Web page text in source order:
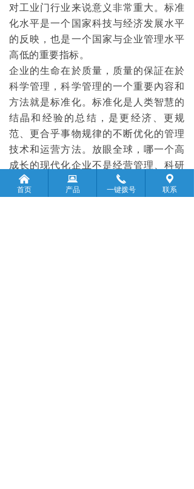
对工业门行业来说意义非常重大。标准
化水平是一个国家科技与经济发展水平
的反映，也是一个国家与企业管理水平
高低的重要指标。
企业的生命在於质量，质量的保証在於
科学管理，科学管理的一个重要內容和
方法就是标准化。标准化是人类智慧的
结晶和经验的总结，是更经济、更规
范、更合乎事物规律的不断优化的管理
技术和运营方法。放眼全球，哪一个高
成长的现代化企业不是经营管理、科研
生产销售服务等诸多方面标准化程度高
如果说质量是企业的生命，标准化就是
낀
首页
뀵
产品
끅
一键拨号
끇
联系